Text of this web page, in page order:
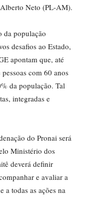
Neto (PL-AM).
da população
desafios ao Estado,
apontam que, até
com 60 anos
da população. Tal
integradas e
do Pronai será
Ministério dos
deverá definir
e avaliar a
a todas as ações na